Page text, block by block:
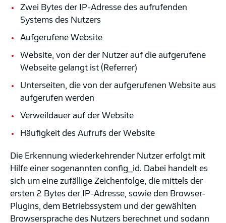
Zwei Bytes der IP-Adresse des aufrufenden
Systems des Nutzers
Aufgerufene Website
Website, von der der Nutzer auf die aufgerufene
Webseite gelangt ist (Referrer)
Unterseiten, die von der aufgerufenen Website aus
aufgerufen werden
Verweildauer auf der Website
Häufigkeit des Aufrufs der Website
Die Erkennung wiederkehrender Nutzer erfolgt mit
Hilfe einer sogenannten config_id. Dabei handelt es
sich um eine zufällige Zeichenfolge, die mittels der
ersten 2 Bytes der IP-Adresse, sowie den Browser-
Plugins, dem Betriebssystem und der gewählten
Browsersprache des Nutzers berechnet und sodann